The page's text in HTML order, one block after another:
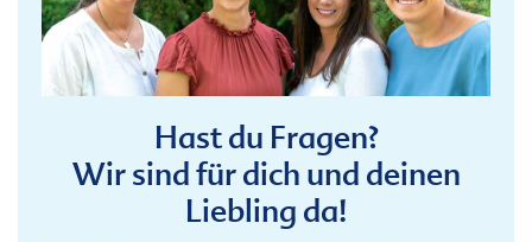
Hast du Fragen?
Wir sind für dich und deinen
Liebling da!